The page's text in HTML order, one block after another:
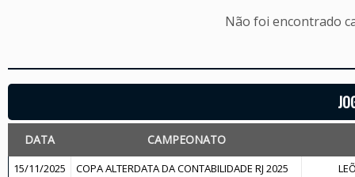
Não foi encontrado
DATA CAMPEONATO
15/11/2025 COPA ALTERDATA DA CONTABILIDADE RJ 2025